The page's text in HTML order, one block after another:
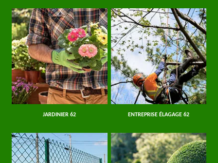
JARDINIER 62 ENTREPRISE ÉLAGAGE 62